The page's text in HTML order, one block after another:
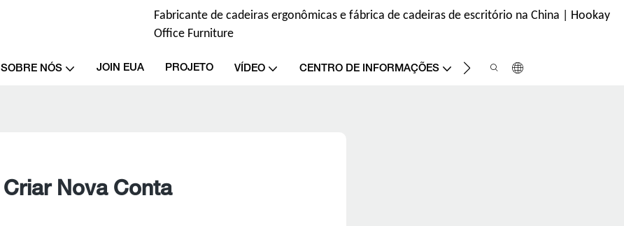
Fabricante de cadeiras ergonômicas e fábrica de cadeiras de escritório na China | Hookay
Office Furniture
SOBRE NÓS JOIN EUA PROJETO VÍDEO CENTRO DE INFORMAÇÕES ENTRE EM CONTATO
Criar Nova Conta